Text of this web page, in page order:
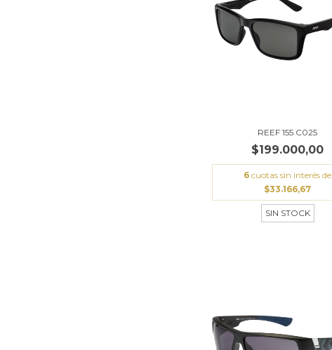
REEF 155 C025
$199.000,00
6 cuotas sin interés de
$33.166,67
SIN STOCK